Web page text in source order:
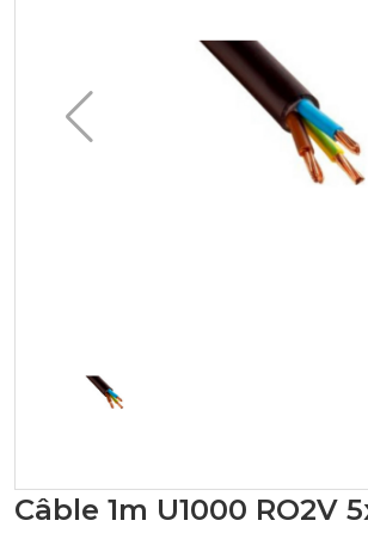
Câble 1m U1000 RO2V